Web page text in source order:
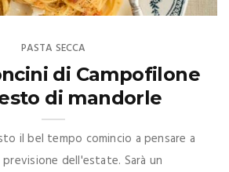
PASTA SECCA
di Campofilone
di mandorle
il bel tempo comincio a pensare a
dell'estate. Sarà un